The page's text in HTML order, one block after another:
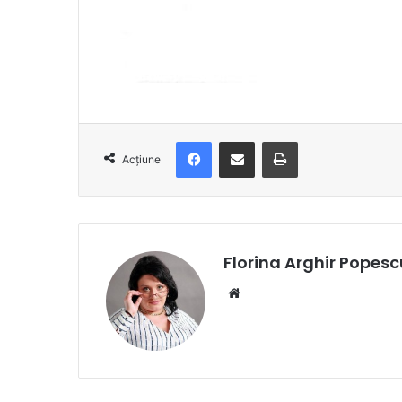
Acțiune
FacebookDistribuie prin e-mail Imprimare
Florina Arghir